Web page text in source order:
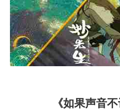
《如果声音